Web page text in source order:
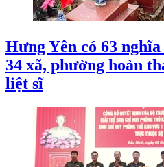
Hưng Yên có 63
34 xã, phường hoàn
liệt sĩ